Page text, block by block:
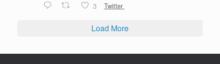
3 Twitter
Load More